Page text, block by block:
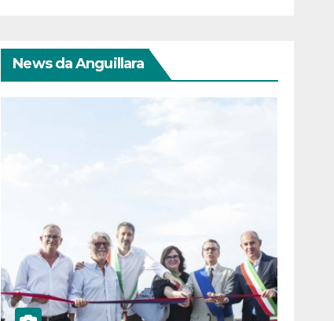
News da Anguillara